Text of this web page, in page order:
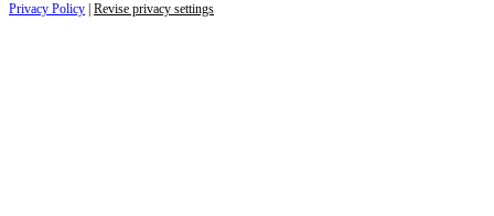
Privacy Policy Revise privacy settings